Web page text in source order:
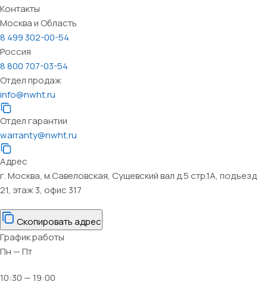
Контакты
Москва и Область
8 499 302-00-54
Россия
8 800 707-03-54
Отдел продаж
info@nwht.ru
Отдел гарантии
warranty@nwht.ru
Адрес
г. Москва, м.Савеловская, Сущевский вал д.5 стр.1А, подъезд
21, этаж 3, офис 317
Скопировать адрес
График работы
Пн — Пт
10:30 — 19:00